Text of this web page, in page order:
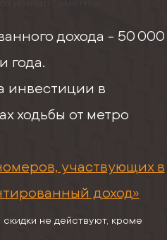
дохода - 50 000
года.
инвестиции в
ходьбы от метро
участвующих в
доход»
не действуют, кроме